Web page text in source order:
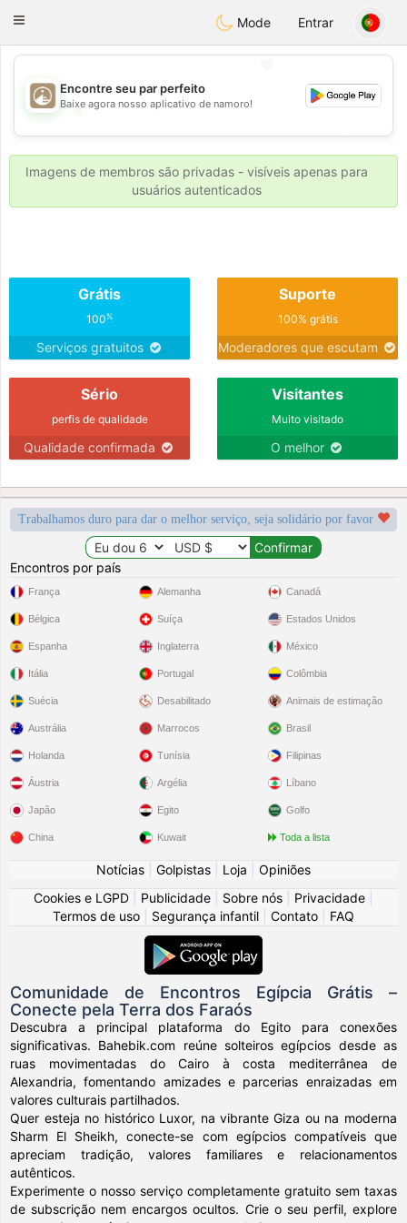
ahebik
Toggle
Mode Entrar
💖
💕
💕
Encontre seu par perfeito
Baixe agora nosso aplicativo de namoro!
Imagens de membros são privadas - visíveis apenas para
usuários autenticados
Grátis
100%
Serviços gratuitos
Suporte
100% grátis
Moderadores que escutam
Sério
perfis de qualidade
Qualidade confirmada
Visitantes
Muito visitado
O melhor
Trabalhamos duro para dar o melhor serviço, seja solidário por favor
Encontros por país
França
Bélgica
Espanha
Itália
Suécia
Alemanha
Suíça
Inglaterra
Portugal
Desabilitado
Canadá
Estados Unidos
México
Colômbia
Animais de estimação
Austrália
Holanda
Áustria
Japão
China
Marrocos
Tunísia
Argélia
Egito
Kuwait
Brasil
Filipinas
Líbano
Golfo
Toda a lista
Notícias Golpistas Loja
Opiniões
Cookies e LGPD
Publicidade Sobre nós Privacidade
Termos de uso
Segurança infantil Contato FAQ
Comunidade de Encontros Egípcia Grátis –
Conecte pela Terra dos Faraós
Descubra a principal plataforma do Egito para conexões
significativas. Bahebik.com reúne solteiros egípcios desde as
ruas movimentadas do Cairo à costa mediterrânea de
Alexandria, fomentando amizades e parcerias enraizadas em
valores culturais partilhados.
Quer esteja no histórico Luxor, na vibrante Giza ou na moderna
Sharm El Sheikh, conecte-se com egípcios compatíveis que
apreciam tradição, valores familiares e relacionamentos
autênticos.
Experimente o nosso serviço completamente gratuito sem taxas
de subscrição nem encargos ocultos. Crie o seu perfil, explore